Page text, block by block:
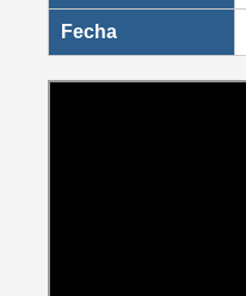
Fecha